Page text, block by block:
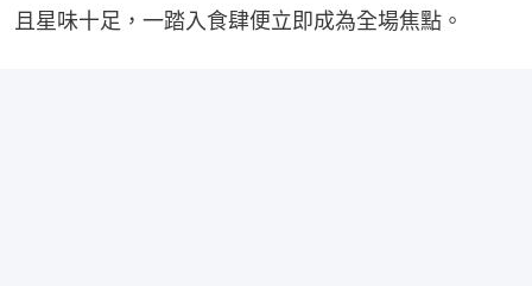
且星味十足，一踏入食肆便立即成為全場焦點。